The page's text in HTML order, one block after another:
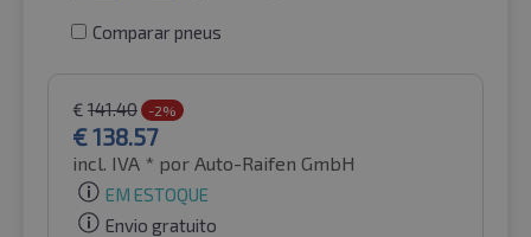
Comparar pneus
€ 141.40 -2%
€138.57
incl. IVA * por Auto-Raifen GmbH
EM ESTOQUE
Envio gratuito